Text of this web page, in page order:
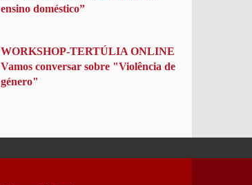
ensino doméstico”
WORKSHOP-TERTÚLIA ONLINE
Vamos conversar sobre "Violência de
género"